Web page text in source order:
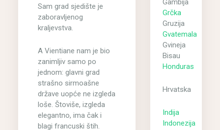
Sam grad sjedište je
zaboravljenog
kraljevstva.
A Vientiane nam je bio
zanimljiv samo po
jednom: glavni grad
strašno sirmoašne
države uopće ne izgleda
loše. Štoviše, izgleda
elegantno, ima čak i
blagi francuski štih.
Grčka
Gruzija
Gvatemala
Gvineja
Bisau
Honduras
Hrvatska
Indija
Indonezija